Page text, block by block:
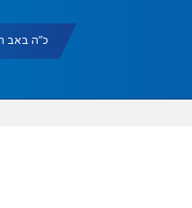
כ"ה באב תשפ"ו